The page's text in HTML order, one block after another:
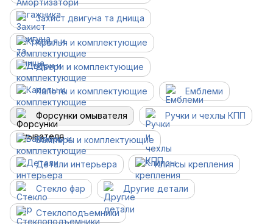
Захист двигуна та днища
Крылья и комплектующие
Двери и комплектующие
Капоты и комплектующие Емблеми
Форсунки омывателя Ручки и чехлы КПП
Бамперы и комплектующие
Детали интерьера Клипсы крепления
Стекло фар Другие детали
Cтеклоподъемники